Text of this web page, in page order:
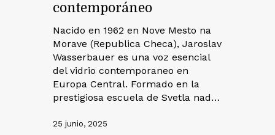
contemporáneo
Nacido en 1962 en Nove Mesto na
Morave (Republica Checa), Jaroslav
Wasserbauer es una voz esencial
del vidrio contemporaneo en
Europa Central. Formado en la
prestigiosa escuela de Svetla nad…
25 junio, 2025